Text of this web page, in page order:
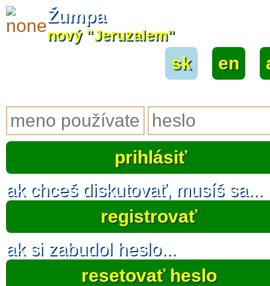
Žumpa
nový "Jeruzalem"
sk en
ak chceš diskutovať, musíš sa...
registrovať
ak si zabudol heslo...
resetovať heslo